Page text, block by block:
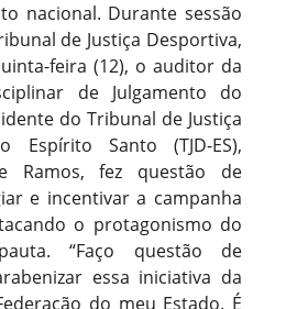
nacional. Durante sessão
de Justiça Desportiva,
feira (12), o auditor da
de Julgamento do
do Tribunal de Justiça
Espírito Santo (TJD-ES),
Ramos, fez questão de
e incentivar a campanha
o protagonismo do
“Faço questão de
essa iniciativa da
do meu Estado. É